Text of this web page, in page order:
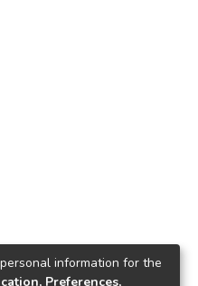
information for the
Preferences,